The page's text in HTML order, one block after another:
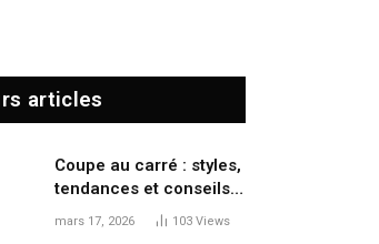
articles
Coupe au carré : styles,
tendances et conseils
pour moderniser sa
mars 17, 2026 103 Views